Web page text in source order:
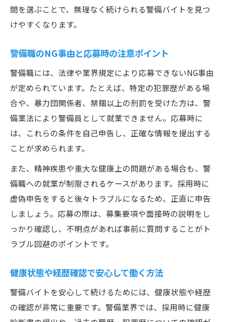
間を選ぶことで、無理なく続けられる警備バイトを見つ
けやすくなります。
警備職のNG事由と応募時の注意ポイント
警備職には、法律や業界規定により応募できないNG事由
が定められています。たとえば、特定の犯罪歴がある場
合や、暴力団関係者、禁錮以上の刑罰を受けた方は、警
備業法により警備員として就業できません。応募時に
は、これらの条件を自己申告し、正確な情報を提出する
ことが求められます。
また、精神疾患や重大な健康上の問題がある場合も、警
備職への就業が制限されるケースがあります。採用時に
虚偽申告をすると後々トラブルになるため、正直に申告
しましょう。応募の際は、募集要項や面接時の説明をし
っかり確認し、不明点があれば事前に質問することがト
ラブル回避のポイントです。
健康状態や経歴確認で安心して働く方法
警備バイトを安心して続けるためには、健康状態や経歴
の確認が非常に重要です。警備業界では、採用時に健康